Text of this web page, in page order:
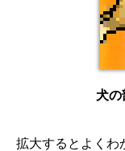
犬の
拡大するとよくわ